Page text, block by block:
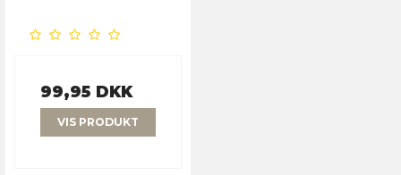
99,95 DKK
VIS PRODUKT